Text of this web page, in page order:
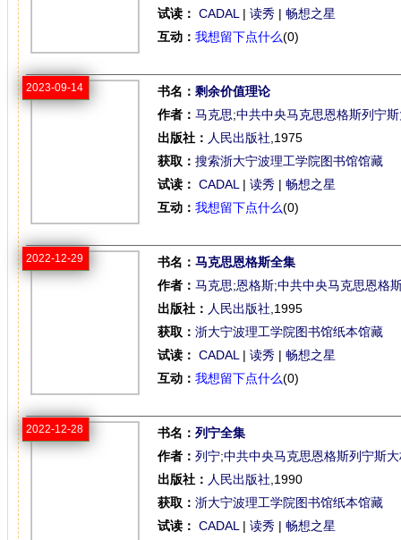
试读： CADAL | 读秀 | 畅想之星
互动： 我想留下点什么(0)
2023-09-14 书名： 剩余价值理论
作者： 马克思;中共中央马克思恩格斯列宁
出版社： 人民出版社 ,1975
获取： 搜索浙大宁波理工学院图书馆馆藏
试读： CADAL | 读秀 | 畅想之星
互动： 我想留下点什么(0)
2022-12-29 书名： 马克思恩格斯全集
作者： 马克思;恩格斯;中共中央马克思恩格
出版社： 人民出版社 ,1995
获取： 浙大宁波理工学院图书馆纸本馆藏
试读： CADAL | 读秀 | 畅想之星
互动： 我想留下点什么(0)
2022-12-28 书名： 列宁全集
作者： 列宁;中共中央马克思恩格斯列宁斯
出版社： 人民出版社 ,1990
获取： 浙大宁波理工学院图书馆纸本馆藏
试读： CADAL | 读秀 | 畅想之星